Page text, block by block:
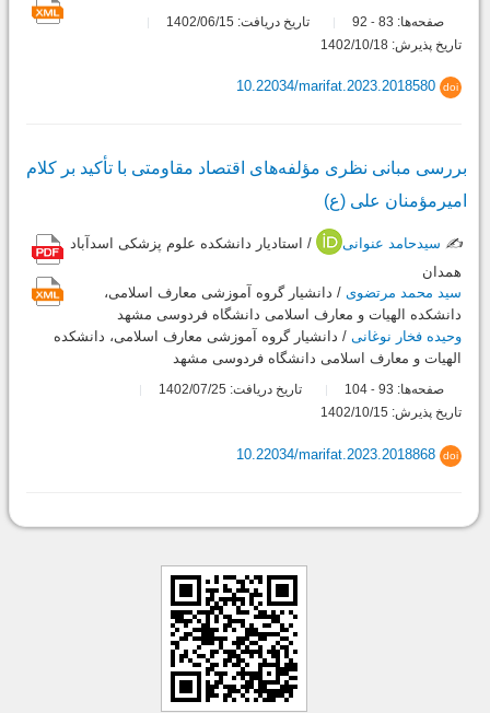
صفحه‌ها: 83
-
تاریخ دریافت: 1402/06/15
تاریخ پذیرش: 1402/10/18
doi
10.22034/marifat.2023.2018580
بررسی مبانی نظری مؤلفه‌های اقتصاد مقاومتی با تأکید بر کلام
امیرمؤمنان علی (ع)
✍️ سیدحامد عنوانی
/ استادیار دانشکده علوم پزشکی اسدآباد
همدان
سید محمد مرتضوی / دانشیار گروه آموزشی معارف اسلامی،
دانشکده الهیات و معارف اسلامی دانشگاه فردوسی مشهد
وحیده فخار نوغانی / دانشیار گروه آموزشی معارف اسلامی، دانشکده
الهیات و معارف اسلامی دانشگاه فردوسی مشهد
صفحه‌ها: 93
-
تاریخ دریافت: 1402/07/25
تاریخ پذیرش: 1402/10/15
doi
10.22034/marifat.2023.2018868